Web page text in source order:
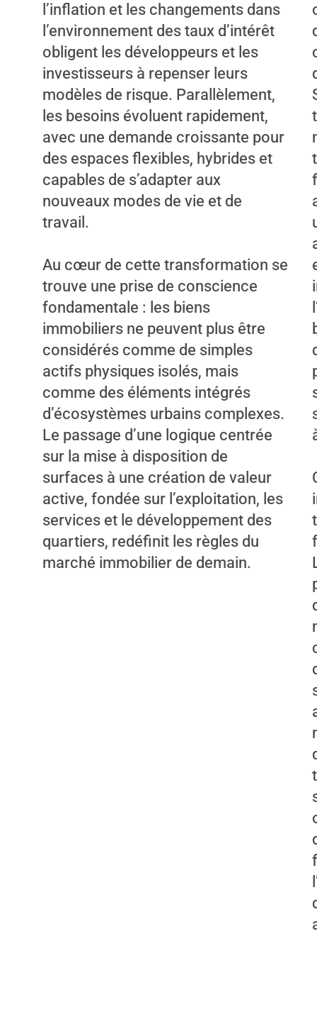
l’inflation et les changements dans
l’environnement des taux d’intérêt
obligent les développeurs et les
investisseurs à repenser leurs
modèles de risque. Parallèlement,
les besoins évoluent rapidement,
avec une demande croissante pour
des espaces flexibles, hybrides et
capables de s’adapter aux
nouveaux modes de vie et de
travail.
Au cœur de cette transformation se
trouve une prise de conscience
fondamentale : les biens
immobiliers ne peuvent plus être
considérés comme de simples
actifs physiques isolés, mais
comme des éléments intégrés
d’écosystèmes urbains complexes.
Le passage d’une logique centrée
sur la mise à disposition de
surfaces à une création de valeur
active, fondée sur l’exploitation, les
services et le développement des
quartiers, redéfinit les règles du
marché immobilier de demain.